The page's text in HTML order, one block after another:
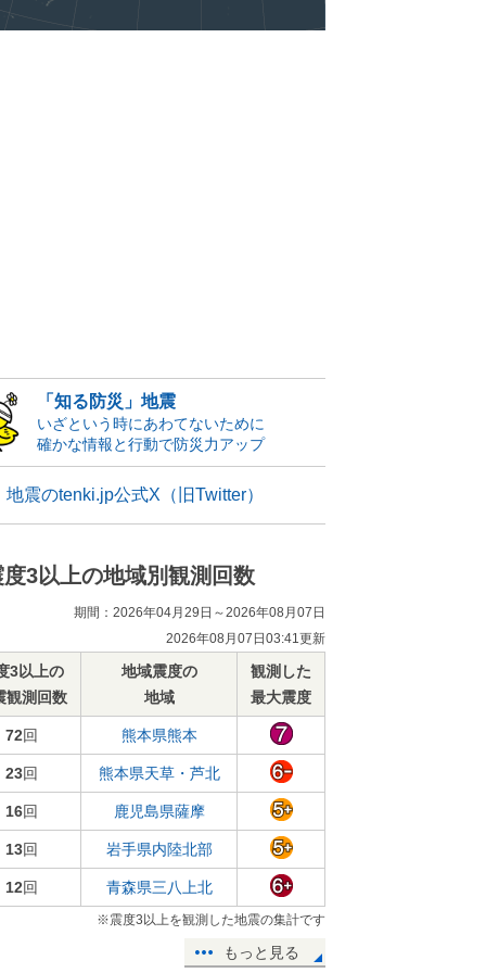
「知る防災」地震
いざという時にあわてないために
確かな情報と行動で防災力アップ
地震のtenki.jp公式X（旧Twitter）
度3以上の地域別観測回数
期間：2026年04月29日～2026年08月07日
2026年08月07日03:41更新
3以上の
観測回数
地域震度の
地域
観測した
最大震度
72回 熊本県熊本
23回 熊本県天草・芦北
16回 鹿児島県薩摩
13回 岩手県内陸北部
12回 青森県三八上北
※震度3以上を観測した地震の集計です
もっと見る